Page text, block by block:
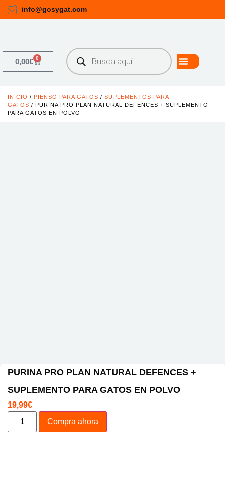
info@gosygat.com
0,00€ 0
INICIO / PIENSO PARA GATOS / SUPLEMENTOS PARA
GATOS / PURINA PRO PLAN NATURAL DEFENCES + SUPLEMENTO
PARA GATOS EN POLVO
PURINA PRO PLAN NATURAL DEFENCES +
SUPLEMENTO PARA GATOS EN POLVO
19,99€
Compra ahora